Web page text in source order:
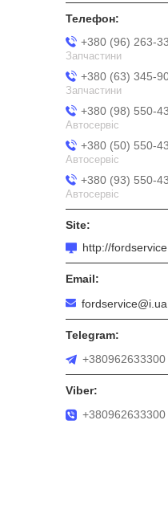
+380 (96) 263-
Запчастини
+380 (63) 345-
Запчастини
+380 (98) 550-
Автосервіс
+380 (50) 550-
Автосервіс
+380 (93) 550-
Автосервіс
http://
fordservice@i.ua
+380962633300
+380962633300